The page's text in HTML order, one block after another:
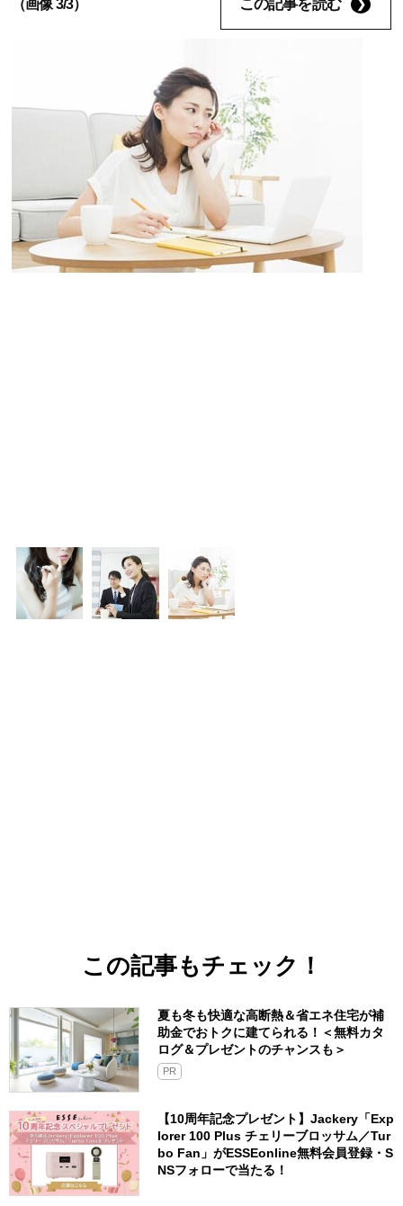
（画像 3/3） この記事を読む
この記事もチェック！
夏も冬も快適な高断熱＆省エネ住宅が補
助金でおトクに建てられる！＜無料カタ
ログ＆プレゼントのチャンスも＞
PR
【10周年記念プレゼント】Jackery「Exp
lorer 100 Plus チェリーブロッサム／Tur
bo Fan」がESSEonline無料会員登録・S
NSフォローで当たる！